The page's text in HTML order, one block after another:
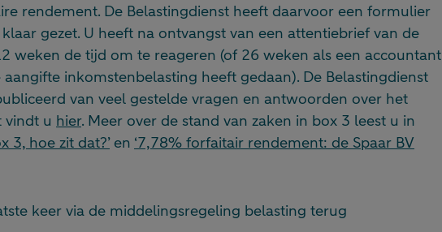
rendement. De Belastingdienst heeft daarvoor een formulier
gezet. U heeft na ontvangst van een attentiebrief van de
weken de tijd om te reageren (of 26 weken als een accountant
inkomstenbelasting heeft gedaan). De Belastingdienst
van veel gestelde vragen en antwoorden over het
vindt u hier. Meer over de stand van zaken in box 3 leest u in
3, hoe zit dat?’en ‘7,78% forfaitair rendement: de Spaar BV
keer via de middelingsregeling belasting terug